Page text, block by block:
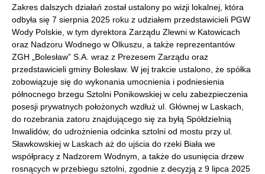
Zakres dalszych działań został ustalony po wizji lokalnej, która
odbyła się 7 sierpnia 2025 roku z udziałem przedstawicieli PGW
Wody Polskie, w tym dyrektora Zarządu Zlewni w Katowicach
oraz Nadzoru Wodnego w Olkuszu, a także reprezentantów
ZGH „Bolesław” S.A. wraz z Prezesem Zarządu oraz
przedstawicieli gminy Bolesław. W jej trakcie ustalono, że spółka
zobowiązuje się do wykonania umocnienia i podniesienia
północnego brzegu Sztolni Ponikowskiej w celu zabezpieczenia
posesji prywatnych położonych wzdłuż ul. Głównej w Laskach,
do rozebrania zatoru znajdującego się za byłą Spółdzielnią
Inwalidów, do udrożnienia odcinka sztolni od mostu przy ul.
Sławkowskiej w Laskach aż do ujścia do rzeki Biała we
współpracy z Nadzorem Wodnym, a także do usunięcia drzew
rosnących w przebiegu sztolni, zgodnie z decyzją z 9 lipca 2025